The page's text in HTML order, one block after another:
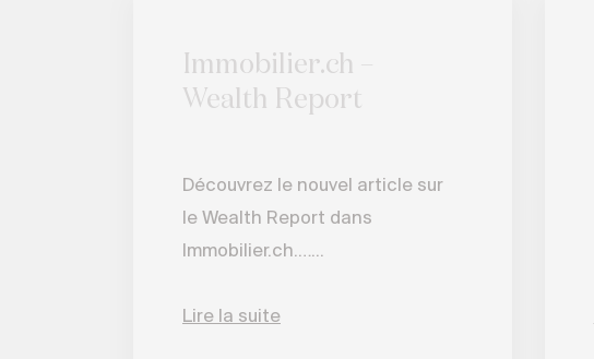
Immobilier.ch –
Wealth Report
Découvrez le nouvel article sur
le Wealth Report dans
Immobilier.ch.…...
Lire la suite